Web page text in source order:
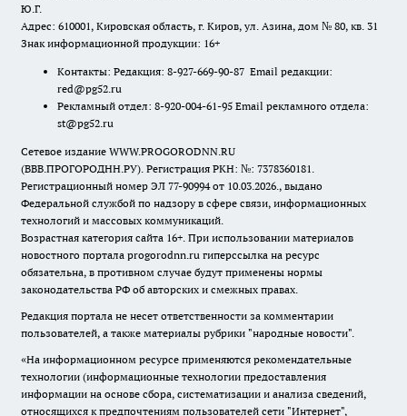
Ю.Г.
Адрес: 610001, Кировская область, г. Киров, ул. Азина, дом № 80, кв. 31
Знак информационной продукции: 16+
Контакты: Редакция: 8-927-669-90-87 Email редакции:
red@pg52.ru
Рекламный отдел: 8-920-004-61-95 Email рекламного отдела:
st@pg52.ru
Сетевое издание WWW.PROGORODNN.RU
(ВВВ.ПРОГОРОДНН.РУ). Регистрация РКН: №: 7378360181.
Регистрационный номер ЭЛ 77-90994 от 10.03.2026., выдано
Федеральной службой по надзору в сфере связи, информационных
технологий и массовых коммуникаций.
Возрастная категория сайта 16+. При использовании материалов
новостного портала progorodnn.ru гиперссылка на ресурс
обязательна, в противном случае будут применены нормы
законодательства РФ об авторских и смежных правах.
Редакция портала не несет ответственности за комментарии
пользователей, а также материалы рубрики "народные новости".
«На информационном ресурсе применяются рекомендательные
технологии (информационные технологии предоставления
информации на основе сбора, систематизации и анализа сведений,
относящихся к предпочтениям пользователей сети "Интернет",